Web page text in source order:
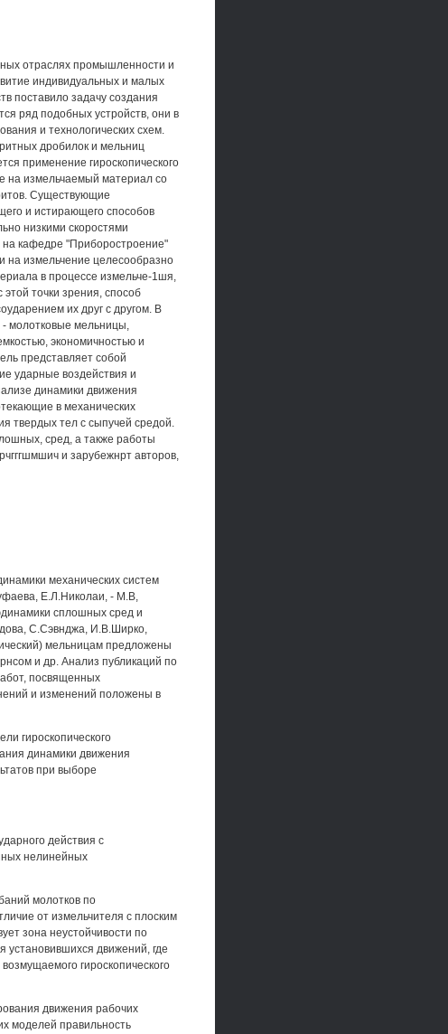
отраслях промышленности и
индивидуальных и малых
поставило задачу создания
ряд подобных устройств, они в
и технологических схем.
дробилок и мельниц
применение гироскопического
на измельчаемый материал со
Существующие
и истирающего способов
низкими скоростями
кафедре "Приборостроение"
на измельчение целесообразно
в процессе измельче-1шя,
точки зрения, способ
их друг с другом. В
- молотковые мельницы,
экономичностью и
представляет собой
ударные воздействия и
динамики движения
в механических
твердых тел с сыпучей средой.
сред, а также работы
и зарубежнрт авторов,
механических систем
Е.Л.Николаи, - М.В,
сплошных сред и
С.Сэвнджа, И.В.Ширко,
мельницам предложены
и др. Анализ публикаций по
посвященных
и изменений положены в
гироскопического
динамики движения
при выборе
действия с
нелинейных
молотков по
от измельчителя с плоским
зона неустойчивости по
установившихся движений, где
гироскопического
движения рабочих
моделей правильность